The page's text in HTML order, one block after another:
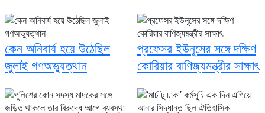
কেন অনিবার্য হয়ে উঠেছিল
জুলাই গণঅভ্যুত্থান
প্রফেসর ইউনূসের সঙ্গে দক্ষিণ
কোরিয়ার বাণিজ্যমন্ত্রীর সাক্ষাৎ